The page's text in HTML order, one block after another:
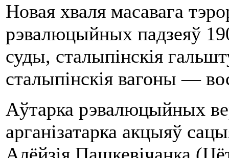
Новая хваля масавага
рэвалюцыйных падзеяў
суды, сталыпінскія
сталыпінскія вагоны —
Аўтарка рэвалюцыйных
арганізатарка акцыяў